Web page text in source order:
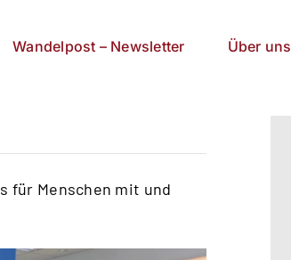
Wandelpost – Newsletter Über uns
für Menschen mit und